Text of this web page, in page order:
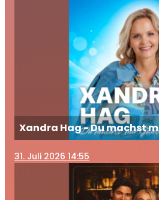
Xandra Hag - Du machst
31. Juli 2026 14:55